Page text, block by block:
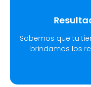
Sabemos que tu
brindamos los